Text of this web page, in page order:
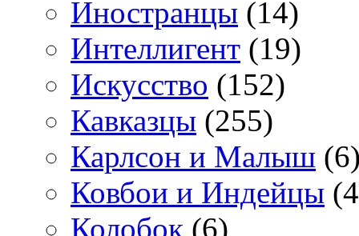
Иностранцы (14)
Интеллигент (19)
Искусство (152)
Кавказцы (255)
Карлсон и Малыш
Ковбои и Индейцы
Колобок (6)